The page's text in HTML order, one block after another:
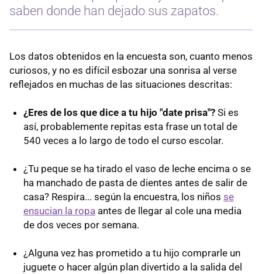
saben donde han dejado sus zapatos.
Los datos obtenidos en la encuesta son, cuanto menos
curiosos, y no es difícil esbozar una sonrisa al verse
reflejados en muchas de las situaciones descritas:
¿Eres de los que dice a tu hijo "date prisa"? Si es
así, probablemente repitas esta frase un total de
540 veces a lo largo de todo el curso escolar.
¿Tu peque se ha tirado el vaso de leche encima o se
ha manchado de pasta de dientes antes de salir de
casa? Respira... según la encuestra, los niños se
ensucian la ropa antes de llegar al cole una media
de dos veces por semana.
¿Alguna vez has prometido a tu hijo comprarle un
juguete o hacer algún plan divertido a la salida del